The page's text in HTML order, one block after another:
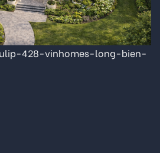
428-vinhomes-long-bien-